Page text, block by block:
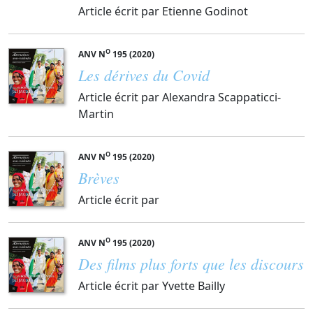
Article écrit par Etienne Godinot
ANV NO 195 (2020)
Les dérives du Covid
Article écrit par Alexandra Scappaticci-
Martin
ANV NO 195 (2020)
Brèves
Article écrit par
ANV NO 195 (2020)
Des films plus forts que les discours
Article écrit par Yvette Bailly